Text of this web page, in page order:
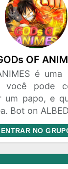
OF
é uma
você pode
um papo, e
Bot on
ENTRAR NO